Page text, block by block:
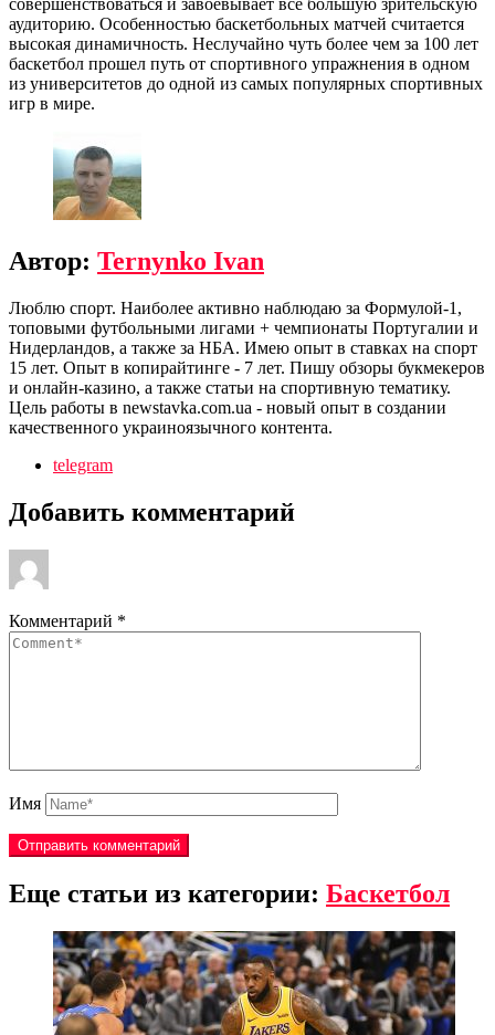
совершенствоваться и завоевывает все большую зрительскую
аудиторию. Особенностью баскетбольных матчей считается
высокая динамичность. Неслучайно чуть более чем за 100 лет
баскетбол прошел путь от спортивного упражнения в одном
из университетов до одной из самых популярных спортивных
игр в мире.
Автор: Ternynko Ivan
Люблю спорт. Наиболее активно наблюдаю за Формулой-1,
топовыми футбольными лигами + чемпионаты Португалии и
Нидерландов, а также за НБА. Имею опыт в ставках на спорт
15 лет. Опыт в копирайтинге - 7 лет. Пишу обзоры букмекеров
и онлайн-казино, а также статьи на спортивную тематику.
Цель работы в newstavka.com.ua - новый опыт в создании
качественного украиноязычного контента.
telegram
Добавить комментарий
Комментарий *
Имя
Еще статьи из категории: Баскетбол